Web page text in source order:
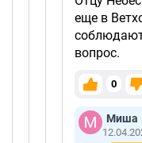
еще в
вопрос.
0
Миша